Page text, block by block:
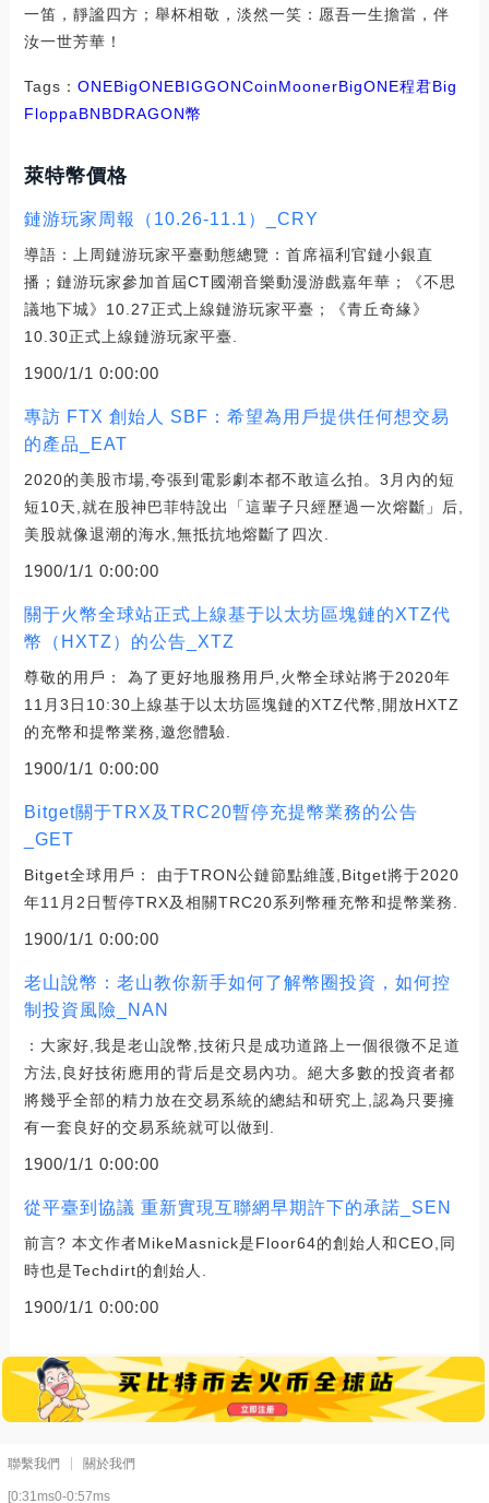
一笛，靜謐四方；舉杯相敬，淡然一笑：愿吾一生擔當，伴
汝一世芳華！
Tags： ONEBigONEBIGGONCoinMoonerBigONE程君Big
FloppaBNBDRAGON幣
萊特幣價格
鏈游玩家周報（10.26-11.1）_CRY
導語：上周鏈游玩家平臺動態總覽：首席福利官鏈小銀直
播；鏈游玩家參加首屆CT國潮音樂動漫游戲嘉年華；《不思
議地下城》10.27正式上線鏈游玩家平臺；《青丘奇緣》
10.30正式上線鏈游玩家平臺.
1900/1/1 0:00:00
專訪 FTX 創始人 SBF：希望為用戶提供任何想交易
的產品_EAT
2020的美股市場,夸張到電影劇本都不敢這么拍。3月內的短
短10天,就在股神巴菲特說出「這輩子只經歷過一次熔斷」后,
美股就像退潮的海水,無抵抗地熔斷了四次.
1900/1/1 0:00:00
關于火幣全球站正式上線基于以太坊區塊鏈的XTZ代
幣（HXTZ）的公告_XTZ
尊敬的用戶： 為了更好地服務用戶,火幣全球站將于2020年
11月3日10:30上線基于以太坊區塊鏈的XTZ代幣,開放HXTZ
的充幣和提幣業務,邀您體驗.
1900/1/1 0:00:00
Bitget關于TRX及TRC20暫停充提幣業務的公告
_GET
Bitget全球用戶： 由于TRON公鏈節點維護,Bitget將于2020
年11月2日暫停TRX及相關TRC20系列幣種充幣和提幣業務.
1900/1/1 0:00:00
老山說幣：老山教你新手如何了解幣圈投資，如何控
制投資風險_NAN
：大家好,我是老山說幣,技術只是成功道路上一個很微不足道
方法,良好技術應用的背后是交易內功。絕大多數的投資者都
將幾乎全部的精力放在交易系統的總結和研究上,認為只要擁
有一套良好的交易系統就可以做到.
1900/1/1 0:00:00
從平臺到協議 重新實現互聯網早期許下的承諾_SEN
前言? 本文作者MikeMasnick是Floor64的創始人和CEO,同
時也是Techdirt的創始人.
1900/1/1 0:00:00
聯繫我們 關於我們
[0:31ms0-0:57ms